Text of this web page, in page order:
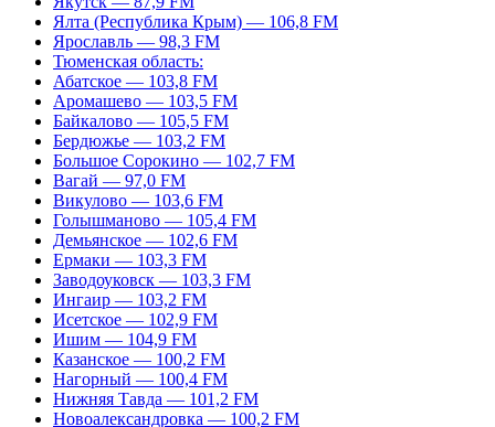
Ялта (Республика Крым) — 106,8 FM
Ярославль — 98,3 FM
Тюменская область:
Абатское — 103,8 FM
Аромашево — 103,5 FM
Байкалово — 105,5 FM
Бердюжье — 103,2 FM
Большое Сорокино — 102,7 FM
Вагай — 97,0 FM
Викулово — 103,6 FM
Голышманово — 105,4 FM
Демьянское — 102,6 FM
Ермаки — 103,3 FM
Заводоуковск — 103,3 FM
Ингаир — 103,2 FM
Исетское — 102,9 FM
Ишим — 104,9 FM
Казанское — 100,2 FM
Нагорный — 100,4 FM
Нижняя Тавда — 101,2 FM
Новоалександровка — 100,2 FM